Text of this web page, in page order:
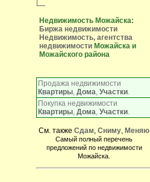
Недвижимость Можайска:
Биржа недвижимости
Недвижимость, агентства
недвижимостиМожайска и
Можайского района
Продажа недвижимости
Квартиры, Дома, Участки.
Покупка недвижимости
Квартиры, Дома, Участки.
См. также Сдам, Сниму, Меняю
Самый полный перечень
предложений по недвижимости
Можайска.